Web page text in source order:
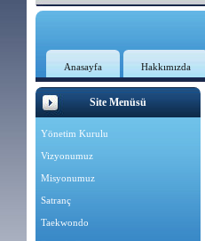
Anasayfa Hakkımızda
Site Menüsü
Yönetim Kurulu
Vizyonumuz
Misyonumuz
Satranç
Taekwondo